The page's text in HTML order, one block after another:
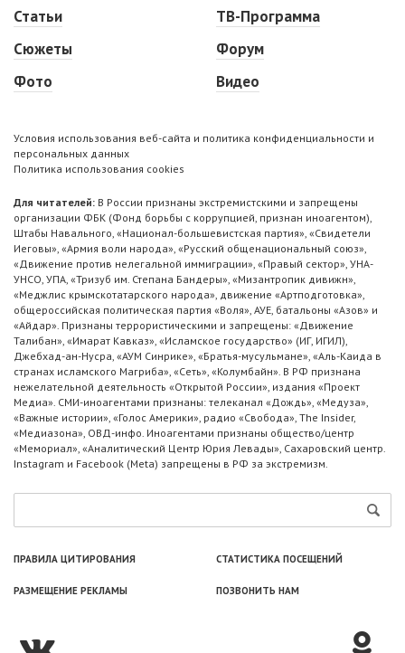
Статьи
Сюжеты
Фото
ТВ-Программа
Форум
Видео
Условия использования веб-сайта и политика конфиденциальности и
персональных данных
Политика использования cookies
Для читателей: В России признаны экстремистскими и запрещены
организации ФБК (Фонд борьбы с коррупцией, признан иноагентом),
Штабы Навального, «Национал-большевистская партия», «Свидетели
Иеговы», «Армия воли народа», «Русский общенациональный союз»,
«Движение против нелегальной иммиграции», «Правый сектор», УНА-
УНСО, УПА, «Тризуб им. Степана Бандеры», «Мизантропик дивижн»,
«Меджлис крымскотатарского народа», движение «Артподготовка»,
общероссийская политическая партия «Воля», АУЕ, батальоны «Азов» и
«Айдар». Признаны террористическими и запрещены: «Движение
Талибан», «Имарат Кавказ», «Исламское государство» (ИГ, ИГИЛ),
Джебхад-ан-Нусра, «АУМ Синрике», «Братья-мусульмане», «Аль-Каида в
странах исламского Магриба», «Сеть», «Колумбайн». В РФ признана
нежелательной деятельность «Открытой России», издания «Проект
Медиа». СМИ-иноагентами признаны: телеканал «Дождь», «Медуза»,
«Важные истории», «Голос Америки», радио «Свобода», The Insider,
«Медиазона», ОВД-инфо. Иноагентами признаны общество/центр
«Мемориал», «Аналитический Центр Юрия Левады», Сахаровский центр.
Instagram и Facebook (Metа) запрещены в РФ за экстремизм.
ПРАВИЛА ЦИТИРОВАНИЯ СТАТИСТИКА ПОСЕЩЕНИЙ
РАЗМЕЩЕНИЕ РЕКЛАМЫ ПОЗВОНИТЬ НАМ